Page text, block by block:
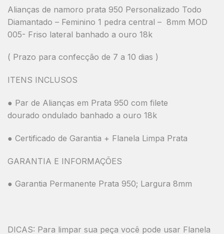
Alianças de namoro prata 950 Personalizado Todo
Diamantado – Feminino 1 pedra central – 8mm MOD
005- Friso lateral banhado a ouro 18k
( Prazo para confecção de 7 a 10 dias )
ITENS INCLUSOS
● Par de Alianças em Prata 950 com filete
dourado ondulado banhado a ouro 18k
● Certificado de Garantia + Flanela Limpa Prata
GARANTIA E INFORMAÇÕES
● Garantia Permanente Prata 950; Largura 8mm
DICAS: Para limpar sua peça você pode usar Flanela